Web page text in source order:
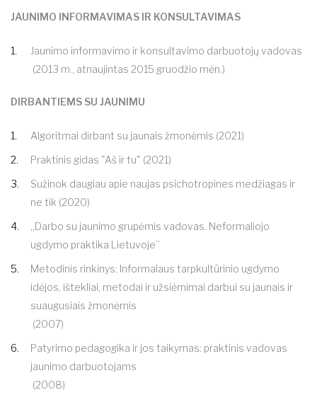
JAUNIMO INFORMAVIMAS IR KONSULTAVIMAS
Jaunimo informavimo ir konsultavimo darbuotojų vadovas
(2013 m., atnaujintas 2015 gruodžio mėn.)
DIRBANTIEMS SU JAUNIMU
Algoritmai dirbant su jaunais žmonėmis (2021)
Praktinis gidas "Aš ir tu" (2021)
Sužinok daugiau apie naujas psichotropines medžiagas ir
ne tik (2020)
„Darbo su jaunimo grupėmis vadovas. Neformaliojo
ugdymo praktika Lietuvoje”
Metodinis rinkinys: Informalaus tarpkultūrinio ugdymo
idėjos, ištekliai, metodai ir užsiėmimai darbui su jaunais ir
suaugusiais žmonėmis
(2007)
Patyrimo pedagogika ir jos taikymas: praktinis vadovas
jaunimo darbuotojams
(2008)